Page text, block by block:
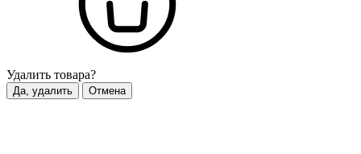
Удалить товара?
Да, удалить Отмена